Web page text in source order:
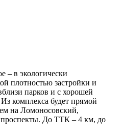
– в экологически
плотностью застройки и
парков и с хорошей
комплекса будет прямой
на Ломоносовский,
До ТТК – 4 км, до